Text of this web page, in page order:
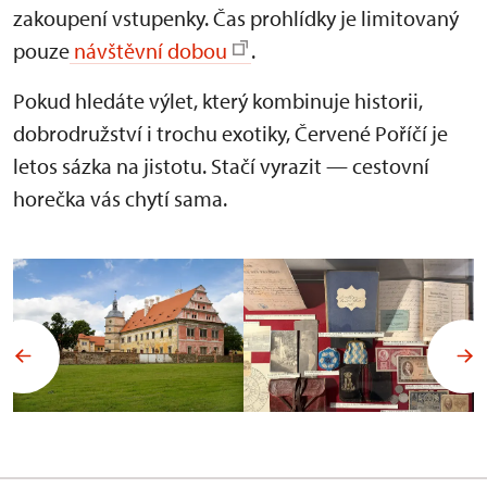
zakoupení vstupenky. Čas prohlídky je limitovaný
pouze návštěvní dobou
.
Pokud hledáte výlet, který kombinuje historii,
dobrodružství i trochu exotiky, Červené Poříčí je
letos sázka na jistotu. Stačí vyrazit — cestovní
horečka vás chytí sama.